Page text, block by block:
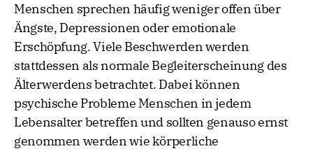
Menschen sprechen häufig weniger offen über
Ängste, Depressionen oder emotionale
Erschöpfung. Viele Beschwerden werden
stattdessen als normale Begleiterscheinung des
Älterwerdens betrachtet. Dabei können
psychische Probleme Menschen in jedem
Lebensalter betreffen und sollten genauso ernst
genommen werden wie körperliche